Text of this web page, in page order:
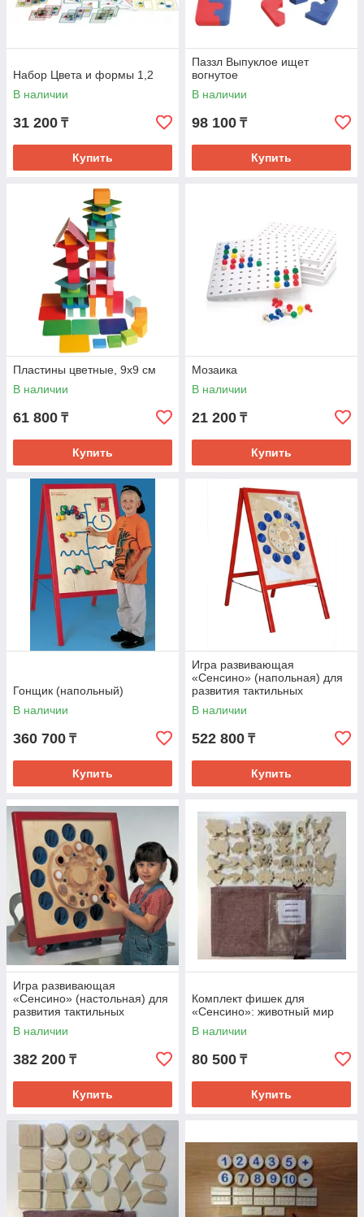
Набор Цвета и формы 1,2
В наличии
31 200 ₸
Купить
Паззл Выпуклое ищет
вогнутое
В наличии
98 100 ₸
Купить
Пластины цветные, 9х9 см
В наличии
61 800 ₸
Купить
Мозаика
В наличии
21 200 ₸
Купить
Гонщик (напольный)
В наличии
360 700 ₸
Купить
Игра развивающая
«Сенсино» (напольная) для
развития тактильных
ощущений
В наличии
522 800 ₸
Купить
Игра развивающая
«Сенсино» (настольная) для
развития тактильных
ощущений
В наличии
382 200 ₸
Купить
Комплект фишек для
«Сенсино»: животный мир
В наличии
80 500 ₸
Купить